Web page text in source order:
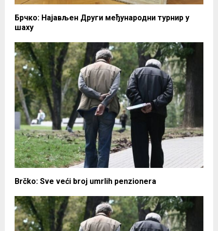
Брчко: Најављен Други међународни турнир у
шаху
Brčko: Sve veći broj umrlih penzionera